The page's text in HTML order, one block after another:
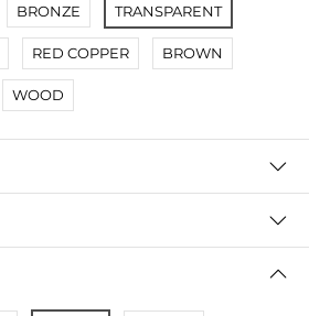
BRONZE TRANSPARENT
RED COPPER BROWN
WOOD